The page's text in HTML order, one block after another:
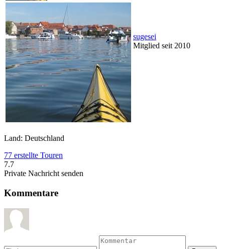
sugesei
Mitglied seit 2010
Land: Deutschland
77 erstellte Touren
7.7
Private Nachricht senden
Kommentare